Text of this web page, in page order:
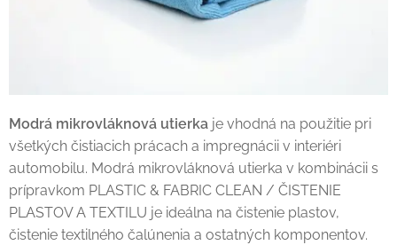
Modrá mikrovláknová utierka je vhodná na použitie pri
všetkých čistiacich prácach a impregnácii v interiéri
automobilu. Modrá mikrovláknová utierka v kombinácii s
prípravkom PLASTIC & FABRIC CLEAN / ČISTENIE
PLASTOV A TEXTILU je ideálna na čistenie plastov,
čistenie textilného čalúnenia a ostatných komponentov.